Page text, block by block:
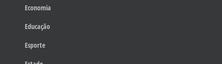
Economia
Educação
Esporte